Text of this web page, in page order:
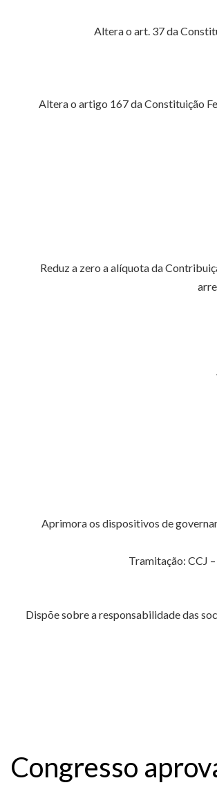
Altera o art. 37 da
Altera o artigo 167 da Constituição
Reduz a zero a alíquota da
Aprimora os dispositivos de
Tramitação: CCJ
Dispõe sobre a responsabilidade das
Congresso